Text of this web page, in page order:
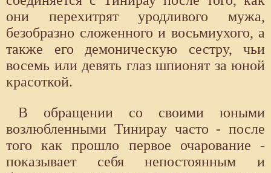
они перехитрят уродливого мужа,
безобразно сложенного и восьмиухого, а
также его демоническую сестру, чьи
восемь или девять глаз шпионят за юной
красоткой.
В обращении со своими юными
возлюбленными Тинирау часто - после
того как прошло первое очарование -
показывает себя непостоянным и